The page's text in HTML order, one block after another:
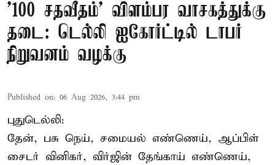
'100 சதவீதம்' விளம்பர வாசகத்துக்கு
தடை: டெல்லி ஐகோர்ட்டில் டாபர்
நிறுவனம் வழக்கு
Published on: 06 Aug 2026, 3:44 pm
புதுடெல்லி:
தேன், பசு நெய், சமையல் எண்ணெய், ஆப்பிள்
சைடர் வினிகர், விர்ஜின் தேங்காய் எண்ணெய்,